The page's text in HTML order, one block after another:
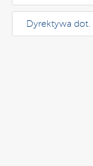
Dyrektywa dot.